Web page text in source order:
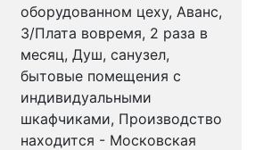
оборудованном цеху, Аванс,
З/Плата вовремя, 2 раза в
месяц, Душ, санузел,
бытовые помещения с
индивидуальными
шкафчиками, Производство
находится - Московская